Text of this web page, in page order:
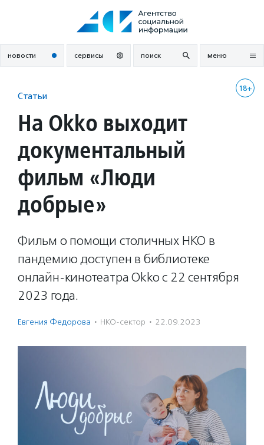
новости сервисы поиск меню
18+
Статьи
На Okko выходит
документальный
фильм «Люди
добрые»
Фильм о помощи столичных НКО в
пандемию доступен в библиотеке
онлайн-кинотеатра Okko с 22 сентября
2023 года.
Евгения Федорова · НКО-сектор · 22.09.2023